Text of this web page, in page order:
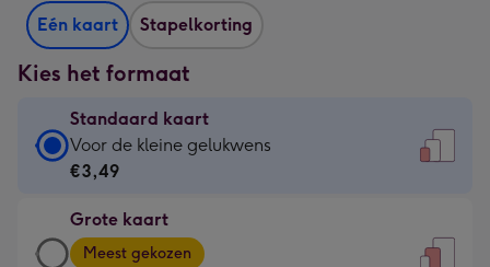
Eén kaart Stapelkorting
Kies het formaat
Standaard kaart
Standaard
kaart
€3,49
-
Voor de kleine gelukwens
€3,49
Grote kaart
Grote
Meest gekozen